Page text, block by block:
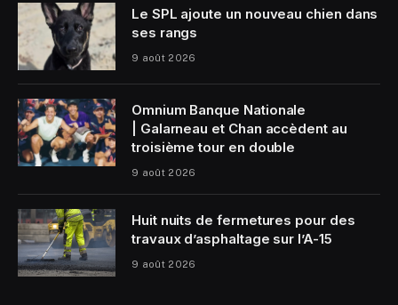
Le SPL ajoute un nouveau chien dans
ses rangs
9 août 2026
Omnium Banque Nationale
| Galarneau et Chan accèdent au
troisième tour en double
9 août 2026
Huit nuits de fermetures pour des
travaux d’asphaltage sur l’A-15
9 août 2026